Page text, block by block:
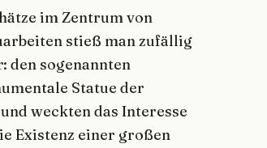
im Zentrum von
stieß man zufällig
den sogenannten
Statue der
weckten das Interesse
Existenz einer großen